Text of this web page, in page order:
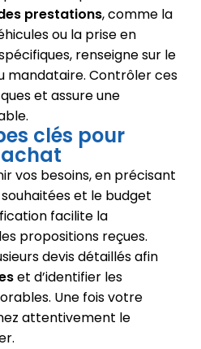
prestations, comme la
ou la prise en
renseigne sur le
mandataire. Contrôler ces
et assure une
clés pour
vos besoins, en précisant
et le budget
facilite la
propositions reçues.
devis détaillés afin
et d’identifier les
Une fois votre
attentivement le